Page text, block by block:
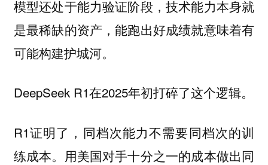
模型还处于能力验证阶段，技术能力本身就
是最稀缺的资产，能跑出好成绩就意味着有
可能构建护城河。
DeepSeek R1在2025年初打碎了这个逻辑。
R1证明了，同档次能力不需要同档次的训
练成本。用美国对手十分之一的成本做出同